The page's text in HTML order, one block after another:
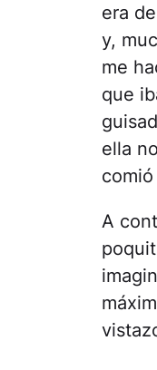
era
y,
me
que
ella
A